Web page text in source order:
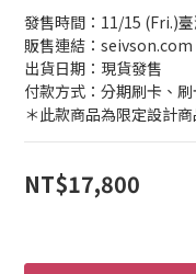
發售時間：11/15 (Fri.)
販售連結：seivson.com
出貨日期：現貨發售
付款方式：分期刷卡、
＊此款商品為限定設計
NT$17,800